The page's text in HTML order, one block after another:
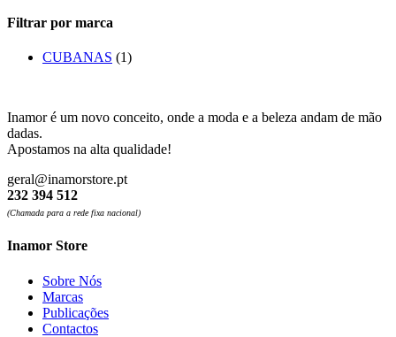
Filtrar por marca
CUBANAS (1)
Inamor é um novo conceito, onde a moda e a beleza andam de mão
dadas.
Apostamos na alta qualidade!
geral@inamorstore.pt
232 394 512
(Chamada para a rede fixa nacional)
Inamor Store
Sobre Nós
Marcas
Publicações
Contactos